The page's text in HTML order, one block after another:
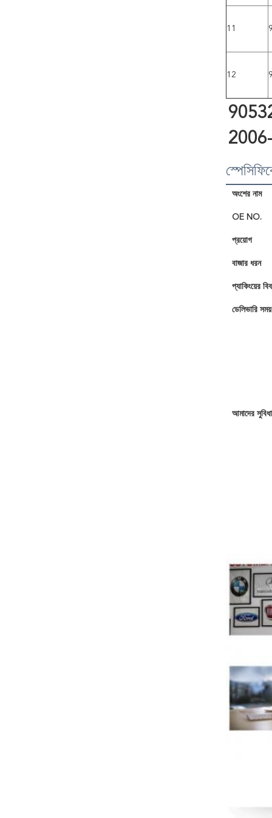
11
12
2006-
অংশের নাম
OE NO.
প্রয়োগ
বাজার ধরন
প্যাকিংয়ের
ডেলিভারি সময়
আমাদের সুবিধা